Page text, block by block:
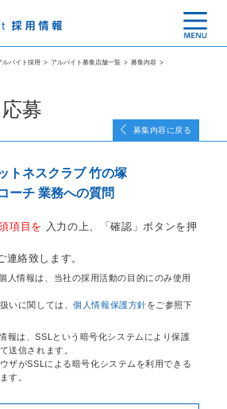
ルバイト採用 > アルバイト募集店舗一覧 > 募集内容 >
募
募集内容に戻る
トネスクラブ 竹の塚
ーチ 業務への質問
項目を
入力の上、「確認」ボタンを押
連絡致します。
人情報は、当社の採用活動の目的にのみ使用
いに関しては、個人情報保護方針をご参照下
報は、SSLという暗号化システムにより保護
送信されます。
ザがSSLによる暗号化システムを利用できる
す。